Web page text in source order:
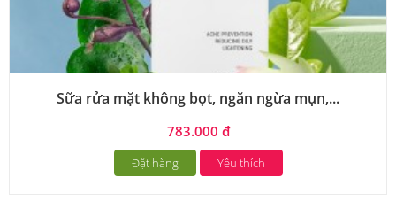
Sữa rửa mặt không bọt, ngăn ngừa mụn,...
783.000 đ
Đặt hàng Yêu thích